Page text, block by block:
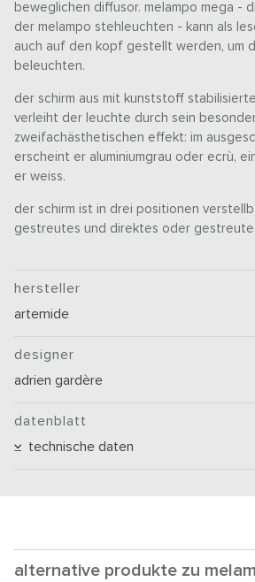
beweglichen diffusor. melampo mega -
der melampo stehleuchten - kann als
auch auf den kopf gestellt werden, um
beleuchten.
der schirm aus mit kunststoff
verleiht der leuchte durch sein
zweifachästhetischen effekt: im
erscheint er aluminiumgrau oder ecrù,
er weiss.
der schirm ist in drei positionen
gestreutes und direktes oder
hersteller
artemide
designer
adrien gardère
datenblatt
technische daten
alternative produkte zu